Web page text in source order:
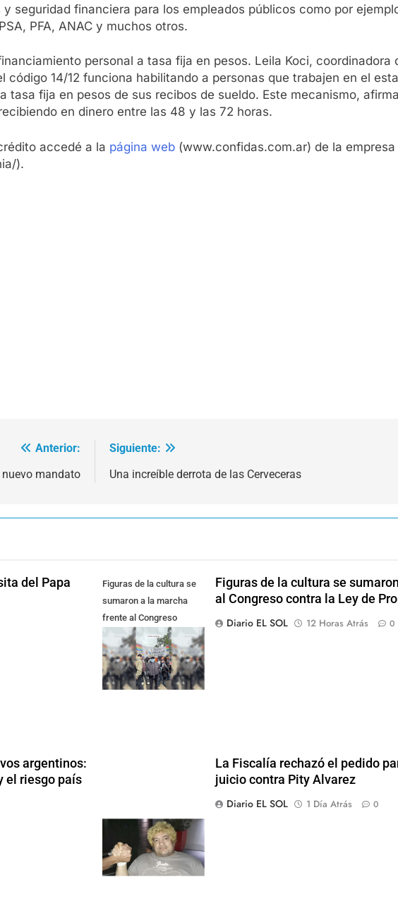
seguridad financiera para los empleados públicos como por
PFA, ANAC y muchos otros.
personal a tasa fija en pesos. Leila Koci, coordinadora
código 14/12 funciona habilitando a personas que trabajen en el
fija en pesos de sus recibos de sueldo. Este mecanismo,
en dinero entre las 48 y las 72 horas.
accedé a la página web (www.confidas.com.ar) de la
).
Anterior:
mandato
Siguiente:
Una increíble derrota de las Cerveceras
del Papa
Figuras de la cultura se
sumaron a la marcha
frente al Congreso
contra la Ley de
Propiedad Privada
Figuras de la cultura se
al Congreso contra la Ley de
Diario EL SOL
12 Horas Atrás 0
argentinos:
el riesgo país
La Fiscalía rechazó el pedido
juicio contra Pity Alvarez
Diario EL SOL
1 Día Atrás 0